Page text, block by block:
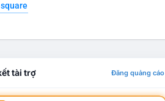
tài trợ Đăng quảng cáo